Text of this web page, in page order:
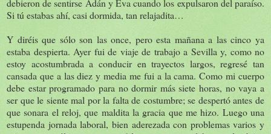
debieron de sentirse Adán y Eva cuando los expulsaron del paraíso.
Si tú estabas ahí, casi dormida, tan relajadita…
Y diréis que sólo son las once, pero esta mañana a las cinco ya
estaba despierta. Ayer fui de viaje de trabajo a Sevilla y, como no
estoy acostumbrada a conducir en trayectos largos, regresé tan
cansada que a las diez y media me fui a la cama. Como mi cuerpo
debe estar programado para no dormir más siete horas, no vaya a
ser que le siente mal por la falta de costumbre; se despertó antes de
que sonara el reloj, que maldita la gracia que me hizo. Luego una
estupenda jornada laboral, bien aderezada con problemas varios y